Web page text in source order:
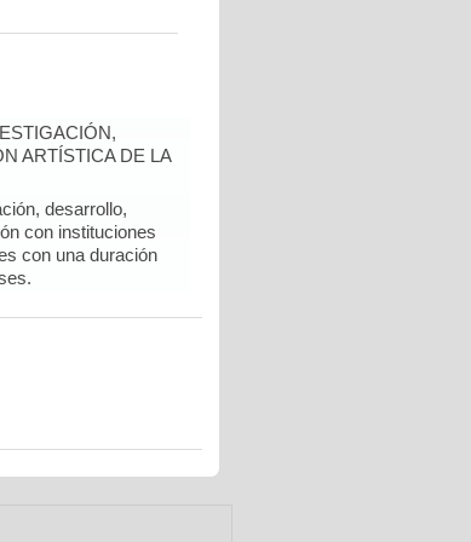
ARTÍSTICA DE LA
desarrollo,
con instituciones
con una duración